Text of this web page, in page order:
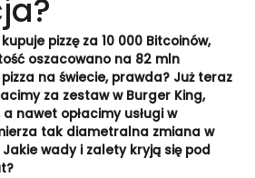
pizzę za 10 000 Bitcoinów,
oszacowano na 82 mln
na świecie, prawda? Już teraz
za zestaw w Burger King,
nawet opłacimy usługi w
tak diametralna zmiana w
wady i zalety kryją się pod